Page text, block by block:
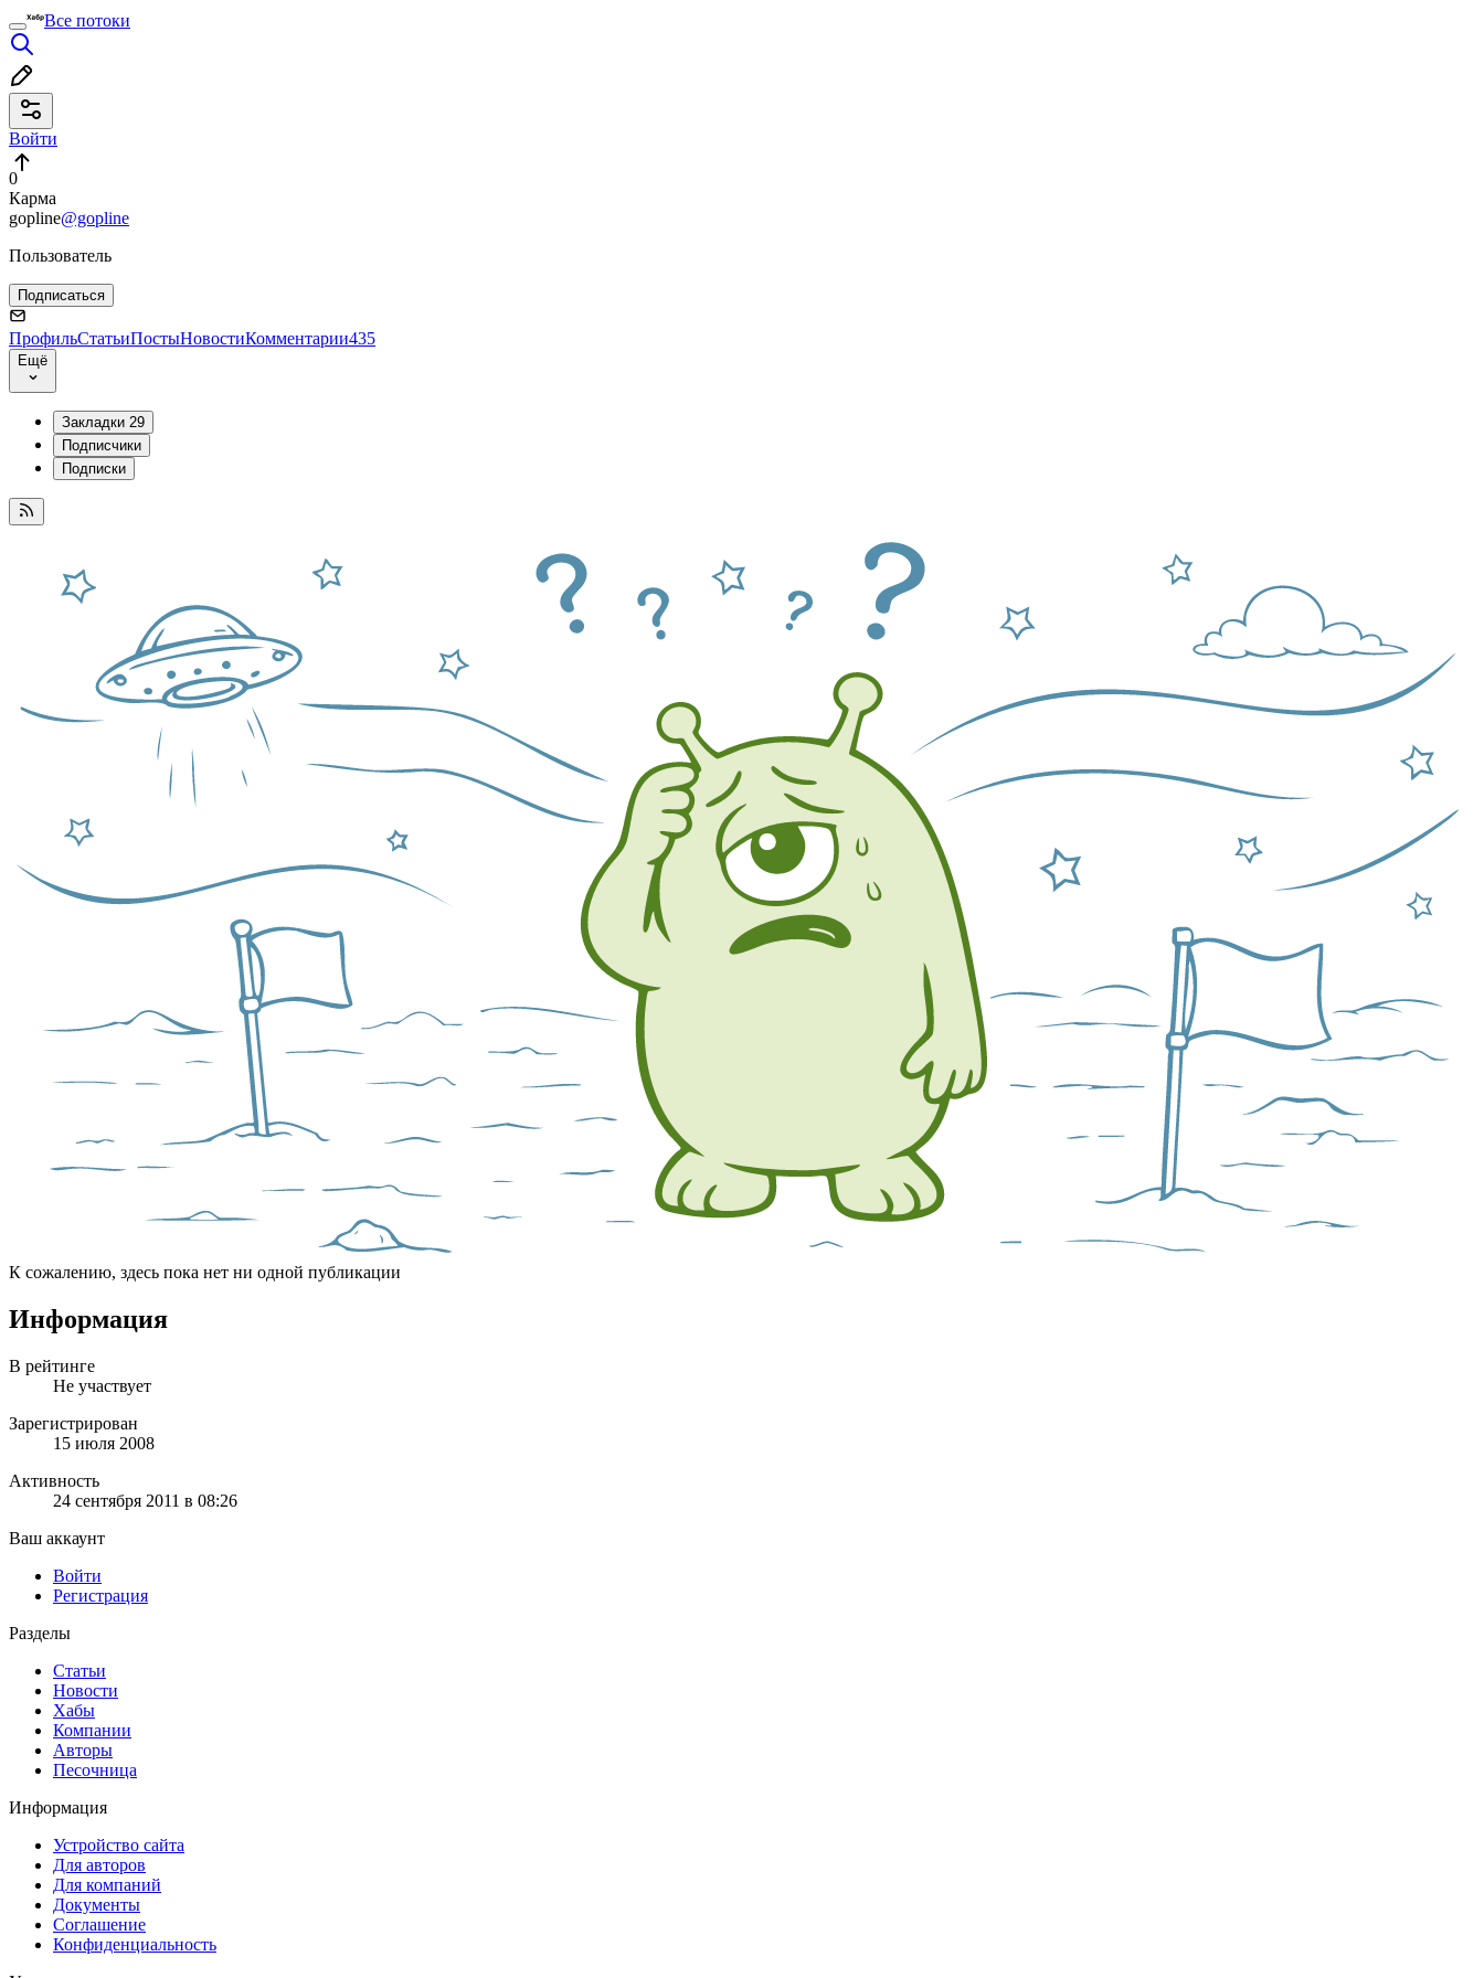
Все потоки
Войти
0
Карма
gopline@gopline
Пользователь
Подписаться
ПрофильСтатьиПостыНовостиКомментарии435
Ещё
Закладки 29
Подписчики
Подписки
К сожалению, здесь пока нет ни одной публикации
Информация
В рейтинге
Не участвует
Зарегистрирован
15 июля 2008
Активность
24 сентября 2011 в 08:26
Ваш аккаунт
Войти
Регистрация
Разделы
Статьи
Новости
Хабы
Компании
Авторы
Песочница
Информация
Устройство сайта
Для авторов
Для компаний
Документы
Соглашение
Конфиденциальность